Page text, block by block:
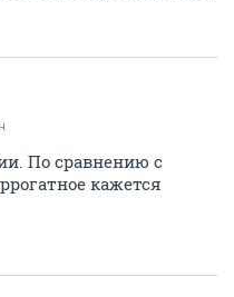
По сравнению с
кажется